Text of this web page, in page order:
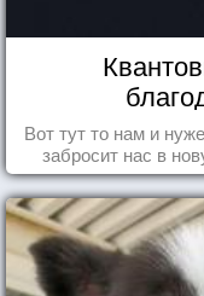
Вот тут то нам и
забросит нас в